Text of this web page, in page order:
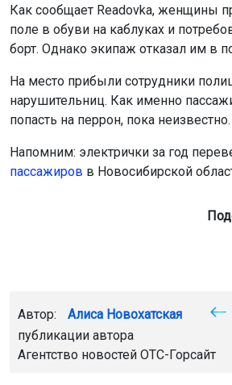
Как сообщает Readovka, женщины
поле в обуви на каблуках и
борт. Однако экипаж отказал им в
На место прибыли сотрудники
нарушительниц. Как именно
попасть на перрон, пока неизвестно.
Напомним: электрички за год
пассажиров в Новосибирской
Автор: Алиса Новохатская
публикации автора
Агентство новостей ОТС-Горсайт